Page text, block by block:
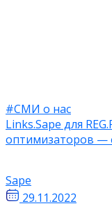
#СМИ о нас
Links.Sape для
оптимизаторов —
Sape
29.11.2022